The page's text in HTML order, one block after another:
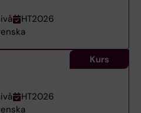
HT2026
HT2026
Kurs